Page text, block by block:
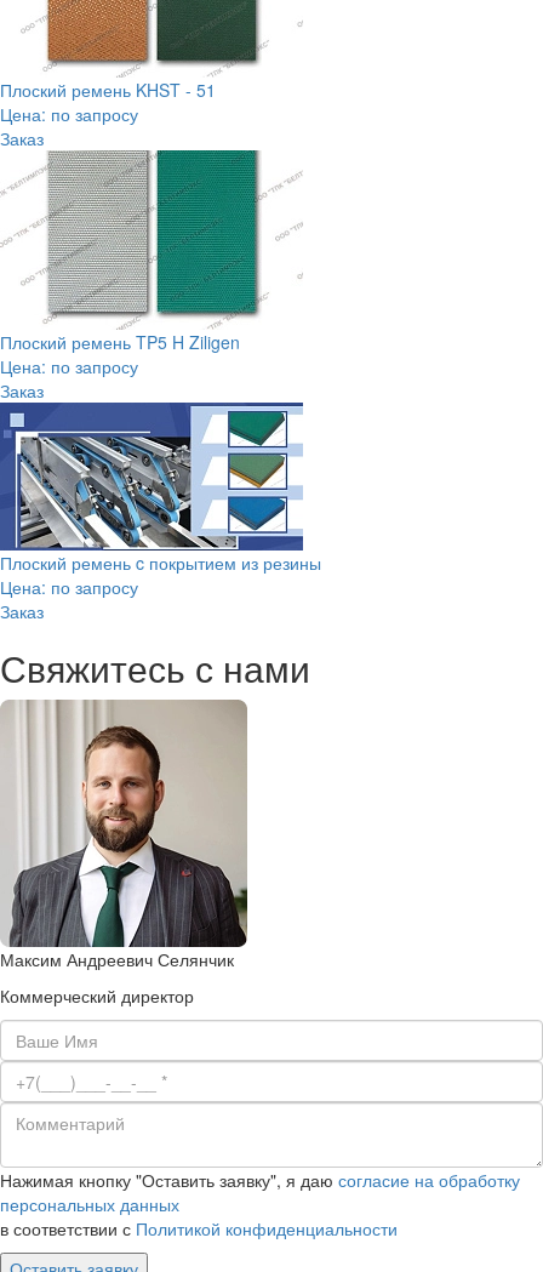
Плоский ремень KHST - 51
Цена: по запросу
Заказ
Плоский ремень TP5 H Ziligen
Цена: по запросу
Заказ
Плоский ремень c покрытием из резины
Цена: по запросу
Заказ
Свяжитесь с нами
Максим Андреевич Селянчик
Коммерческий директор
Нажимая кнопку "Оставить заявку", я даю согласие на обработку
персональных данных
в соответствии с Политикой конфиденциальности